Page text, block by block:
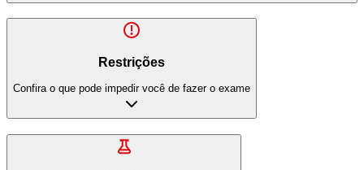
Restrições
Confira o que pode impedir você de fazer o exame